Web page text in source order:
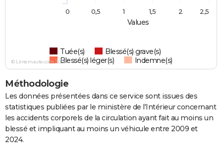
Values
Tuée(s)
Blessé(s) grave(s)
Blessé(s) léger(s)
Indemne(s)
0 0,5 1 1,5 2 2,5
© Linternaute.com 2026
Méthodologie
Les données présentées dans ce service sont issues des
statistiques publiées par le ministère de l'Intérieur concernant
les accidents corporels de la circulation ayant fait au moins un
blessé et impliquant au moins un véhicule entre 2009 et
2024.